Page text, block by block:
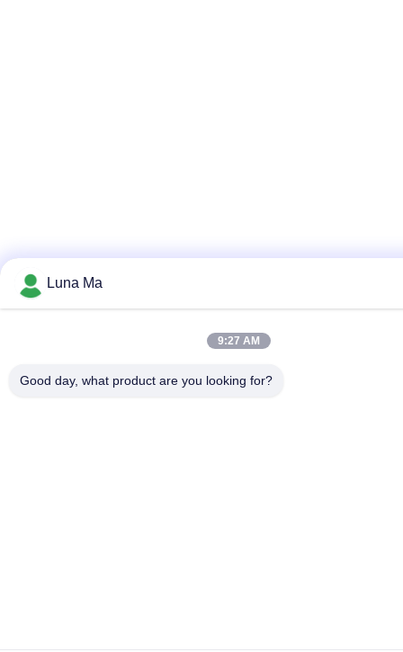
Luna Ma
9:27 AM
Good day, what product are you looking for?